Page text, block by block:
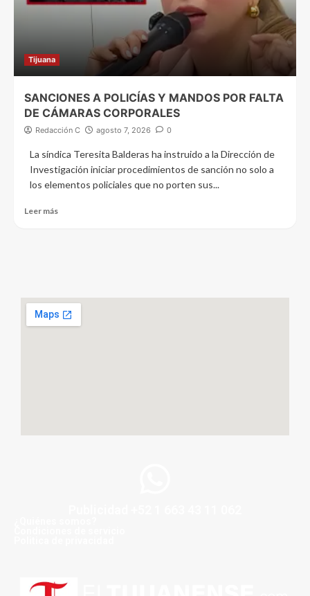
Tijuana
SANCIONES A POLICÍAS Y MANDOS POR FALTA
DE CÁMARAS CORPORALES
Redacción C agosto 7, 2026 0
La síndica Teresita Balderas ha instruido a la Dirección de
Investigación iniciar procedimientos de sanción no solo a
los elementos policiales que no porten sus...
Leer más